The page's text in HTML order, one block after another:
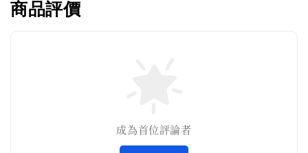
商品評價
成為首位評論者